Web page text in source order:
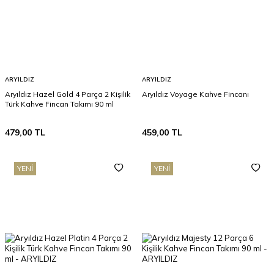
ARYILDIZ
Aryıldız Hazel Gold 4 Parça 2 Kişilik
Türk Kahve Fincan Takımı 90 ml
479,00 TL
ARYILDIZ
Aryıldız Voyage Kahve Fincanı
459,00 TL
YENI YENI